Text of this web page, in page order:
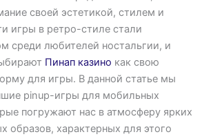
своей эстетикой, стилем и
игры в ретро-стиле стали
среди любителей ностальгии, и
Пинап казино как свою
для игры. В данной статье мы
pinup-игры для мобильных
погружают нас в атмосферу ярких
образов, характерных для этого